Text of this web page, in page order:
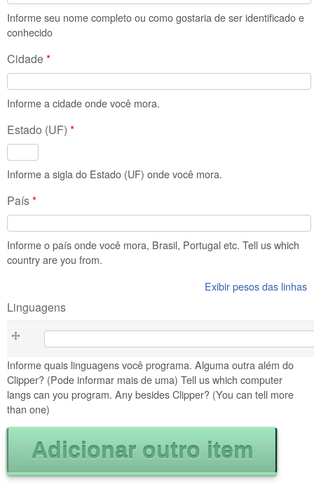
Informe seu nome completo ou como gostaria de ser identificado e
conhecido
Cidade*
Informe a cidade onde você mora.
Estado (UF) *
Informe a sigla do Estado (UF) onde você mora.
País*
Informe o país onde você mora, Brasil, Portugal etc. Tell us which
country are you from.
Exibir pesos das linhas
Linguagens
Linguagens
Informe quais linguagens você programa. Alguma outra além do
Clipper? (Pode informar mais de uma) Tell us which computer
langs can you program. Any besides Clipper? (You can tell more
than one)